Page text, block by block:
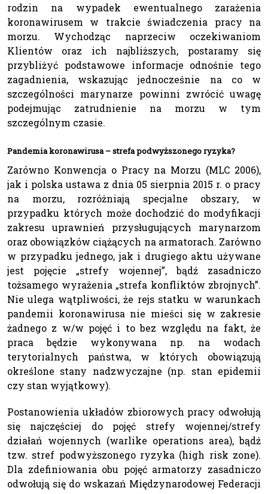
rodzin na wypadek ewentualnego zarażenia
koronawirusem w trakcie świadczenia pracy na
morzu. Wychodząc naprzeciw oczekiwaniom
Klientów oraz ich najbliższych, postaramy się
przybliżyć podstawowe informacje odnośnie tego
zagadnienia, wskazując jednocześnie na co w
szczególności marynarze powinni zwrócić uwagę
podejmując zatrudnienie na morzu w tym
szczególnym czasie.
Pandemia koronawirusa – strefa podwyższonego ryzyka?
Zarówno Konwencja o Pracy na Morzu (MLC 2006),
jak i polska ustawa z dnia 05 sierpnia 2015 r. o pracy
na morzu, rozróżniają specjalne obszary, w
przypadku których może dochodzić do modyfikacji
zakresu uprawnień przysługujących marynarzom
oraz obowiązków ciążących na armatorach. Zarówno
w przypadku jednego, jak i drugiego aktu używane
jest pojęcie „strefy wojennej”, bądź zasadniczo
tożsamego wyrażenia „strefa konfliktów zbrojnych”.
Nie ulega wątpliwości, że rejs statku w warunkach
pandemii koronawirusa nie mieści się w zakresie
żadnego z w/w pojęć i to bez względu na fakt, że
praca będzie wykonywana np. na wodach
terytorialnych państwa, w których obowiązują
określone stany nadzwyczajne (np. stan epidemii
czy stan wyjątkowy).
Postanowienia układów zbiorowych pracy odwołują
się najczęściej do pojęć strefy wojennej/strefy
działań wojennych (warlike operations area), bądź
tzw. stref podwyższonego ryzyka (high risk zone).
Dla zdefiniowania obu pojęć armatorzy zasadniczo
odwołują się do wskazań Międzynarodowej Federacji